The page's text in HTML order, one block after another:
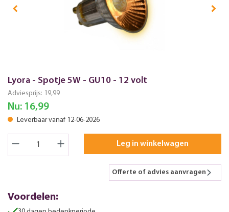
Lyora - Spotje 5W - GU10 - 12 volt
Adviesprijs: 19,99
Nu: 16,99
Leverbaar vanaf 12-06-2026
Leg in winkelwagen
Offerte of advies aanvragen
Voordelen: